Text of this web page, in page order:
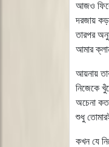
আজও
দরজায়
তারপর
আমার
আয়নায়
নিজেকে
অচেনা
শুধু
কখন যে